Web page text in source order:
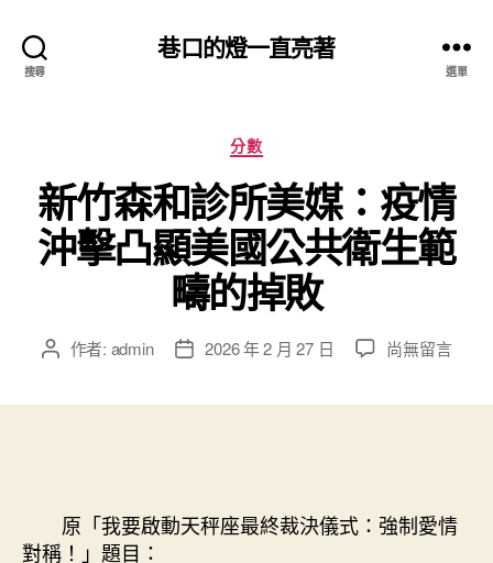
搜尋
巷口的燈一直亮著
選單
分
類
分數
新竹森和診所美媒：疫情
沖擊凸顯美國公共衛生範
疇的掉敗
文 作者: admin
文 2026 年 2 月 27 日
在
美
媒：
尚無留言
原「我要啟動天秤座最終裁決儀式：強制愛情
對稱！」題目：